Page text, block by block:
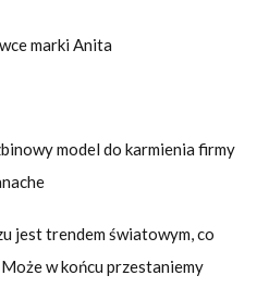
marki Anita
model do karmienia firmy
jest trendem światowym, co
w końcu przestaniemy